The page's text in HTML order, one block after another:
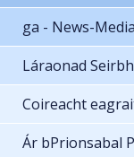
ga - News-Media
Láraonad
Coireacht
Ár bPrionsabal